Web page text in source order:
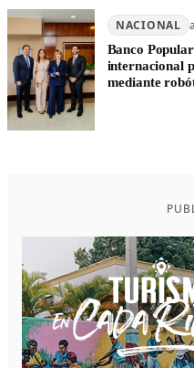
NACIONAL
Banco
internacional
mediante